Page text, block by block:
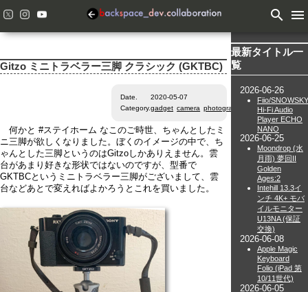
search menu
Gitzo ミニトラベラー三脚 クラシック (GKTBC)
Date.
2020-05-07
Category.gadget camera photography
何かと #ステイホーム なこのご時世、ちゃんとしたミ
ニ三脚が欲しくなりました。ぼくのイメージの中で、ち
ゃんとした三脚というのはGitzoしかありえません。雲
台があまり好きな形状ではないのですが、型番で
GKTBCというミニトラベラー三脚がございまして、雲
台などあとで変えればよかろうとこれを買いました。
最新タイトル一
覧
2026-06-26
Fiio/SNOWSKY
Hi-Fi Audio
Player ECHO
NANO
2026-06-25
Moondrop (水
月雨) 夢回II
Golden
Ages:2
Intehill 13.3イ
ンチ 4K+ モバ
イルモニター
U13NA (保証
交換)
2026-06-08
Apple Magic
Keyboard
Folio (iPad 第
10/11世代)
2026-06-05